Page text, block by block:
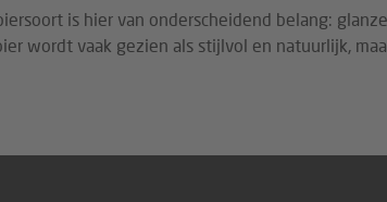
is hier van onderscheidend belang:
wordt vaak gezien als stijlvol en natuurlijk,